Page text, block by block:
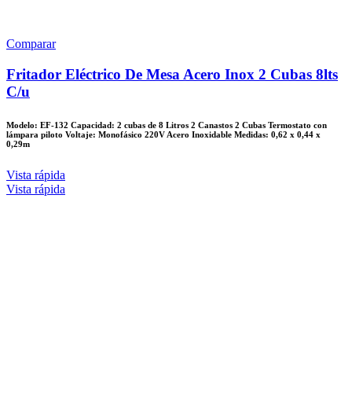
Comparar
Fritador Eléctrico De Mesa Acero Inox 2 Cubas 8lts
C/u
Modelo: EF-132 Capacidad: 2 cubas de 8 Litros 2 Canastos 2 Cubas Termostato con
lámpara piloto Voltaje: Monofásico 220V Acero Inoxidable Medidas: 0,62 x 0,44 x
0,29m
Vista rápida
Vista rápida